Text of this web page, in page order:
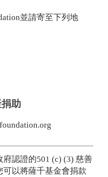
並請寄至下列地
助
認證的501 (c) (3) 慈善
以將薩千基金會捐款